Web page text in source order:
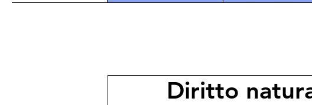
Diritto